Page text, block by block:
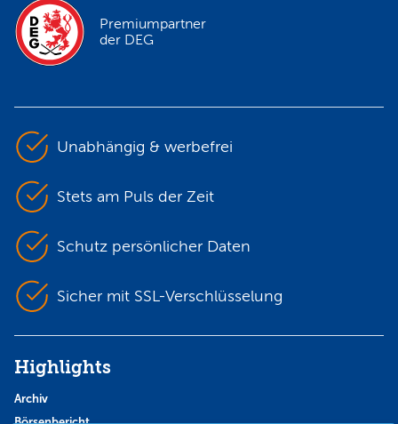
Premiumpartner
der DEG
Unabhängig & werbefrei
Stets am Puls der Zeit
Schutz persönlicher Daten
Sicher mit SSL-Verschlüsselung
Highlights
Archiv